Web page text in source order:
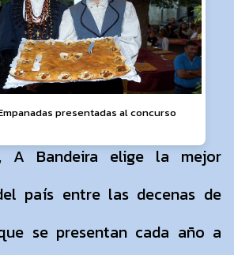
presentadas al concurso
A Bandeira elige la mejor
país entre las decenas de
se presentan cada año a